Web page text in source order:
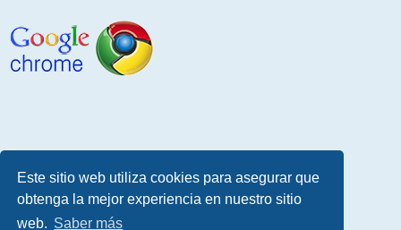
Este sitio web utiliza cookies para asegurar que
obtenga la mejor experiencia en nuestro sitio
web. Saber más